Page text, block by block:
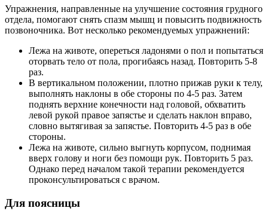
Упражнения, направленные на улучшение состояния грудного
отдела, помогают снять спазм мышц и повысить подвижность
позвоночника. Вот несколько рекомендуемых упражнений:
Лежа на животе, опереться ладонями о пол и попытаться
оторвать тело от пола, прогибаясь назад. Повторить 5-8
раз.
В вертикальном положении, плотно прижав руки к телу,
выполнять наклоны в обе стороны по 4-5 раз. Затем
поднять верхние конечности над головой, обхватить
левой рукой правое запястье и сделать наклон вправо,
словно вытягивая за запястье. Повторить 4-5 раз в обе
стороны.
Лежа на животе, сильно выгнуть корпусом, поднимая
вверх голову и ноги без помощи рук. Повторить 5 раз.
Однако перед началом такой терапии рекомендуется
проконсультироваться с врачом.
Для поясницы